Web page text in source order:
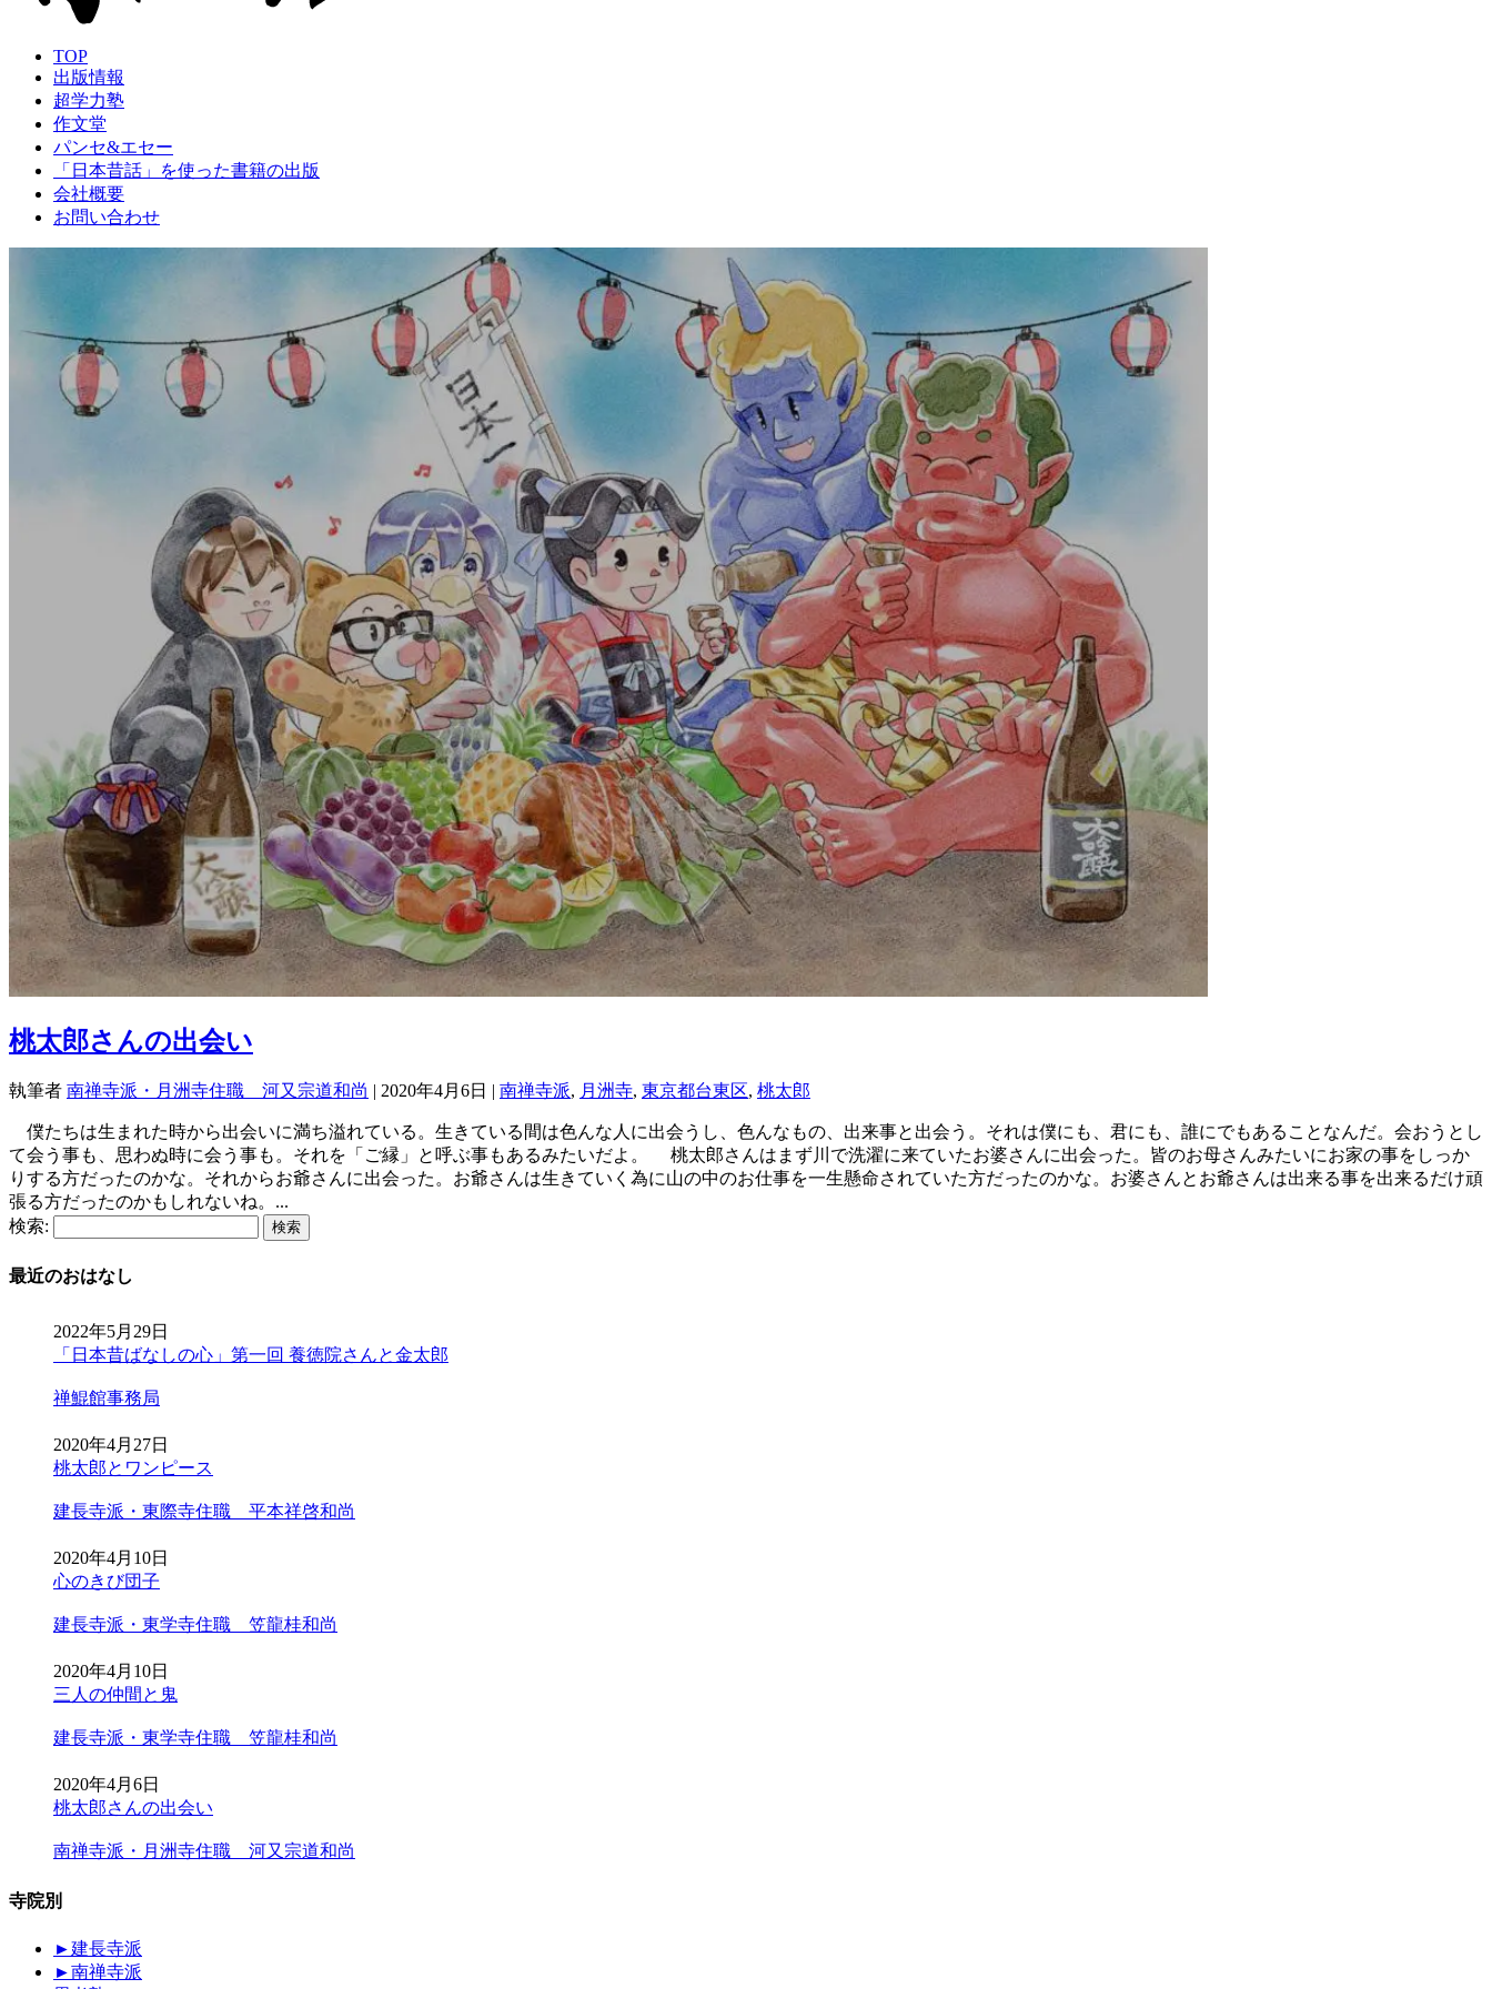
TOP
出版情報
超学力塾
作文堂
パンセ&エセー
「日本昔話」を使った書籍の出版
会社概要
お問い合わせ
桃太郎さんの出会い
執筆者 南禅寺派・月洲寺住職 河又宗道和尚 2020年4月6日 南禅寺派, 月洲寺, 東京都台東区, 桃太郎
僕たちは生まれた時から出会いに満ち溢れている。生きている間は色んな人に出会うし、色んなもの、出来事と出会う。それは僕にも、君にも、誰にでもあることなんだ。会おうとし
て会う事も、思わぬ時に会う事も。それを「ご縁」と呼ぶ事もあるみたいだよ。 桃太郎さんはまず川で洗濯に来ていたお婆さんに出会った。皆のお母さんみたいにお家の事をしっか
りする方だったのかな。それからお爺さんに出会った。お爺さんは生きていく為に山の中のお仕事を一生懸命されていた方だったのかな。お婆さんとお爺さんは出来る事を出来るだけ頑
張る方だったのかもしれないね。...
検索:
最近のおはなし
2022年5月29日
「日本昔ばなしの心」第一回 養徳院さんと金太郎
禅鯤館事務局
2020年4月27日
桃太郎とワンピース
建長寺派・東際寺住職 平本祥啓和尚
2020年4月10日
心のきび団子
建長寺派・東学寺住職 笠龍桂和尚
2020年4月10日
三人の仲間と鬼
建長寺派・東学寺住職 笠龍桂和尚
2020年4月6日
桃太郎さんの出会い
南禅寺派・月洲寺住職 河又宗道和尚
寺院別
►建長寺派
►南禅寺派